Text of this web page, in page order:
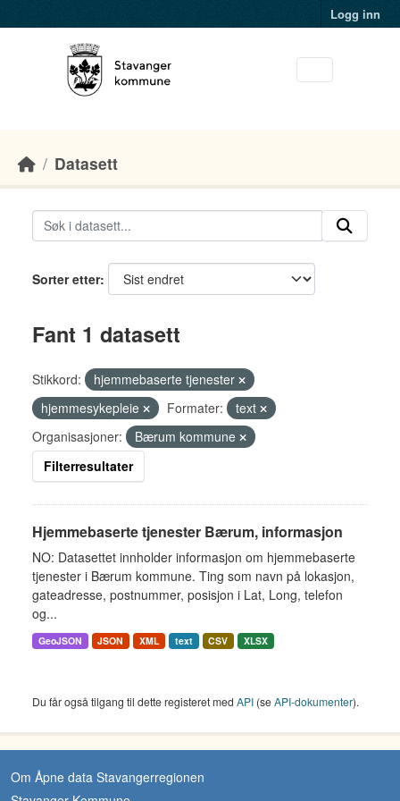
Logg inn
Datasett
Sorter etter
Fant 1 datasett
Stikkord:
hjemmebaserte tjenester
hjemmesykepleie
Formater:
text
Organisasjoner:
Bærum kommune
Filterresultater
Hjemmebaserte tjenester Bærum, informasjon
NO: Datasettet innholder informasjon om hjemmebaserte
tjenester i Bærum kommune. Ting som navn på lokasjon,
gateadresse, postnummer, posisjon i Lat, Long, telefon
og...
GeoJSON JSON XML text CSV XLSX
Du får også tilgang til dette registeret med API (seAPI-dokumenter).
Om Åpne data Stavangerregionen